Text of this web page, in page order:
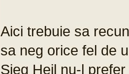
Aici trebuie sa
sa neg orice fel de
Sieg Heil nu-l